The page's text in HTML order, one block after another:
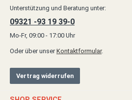
Unterstützung und Beratung unter:
09321 -93 19 39-0
Mo-Fr, 09:00 - 17:00 Uhr
Oder über unser Kontaktformular.
Vertrag widerrufen